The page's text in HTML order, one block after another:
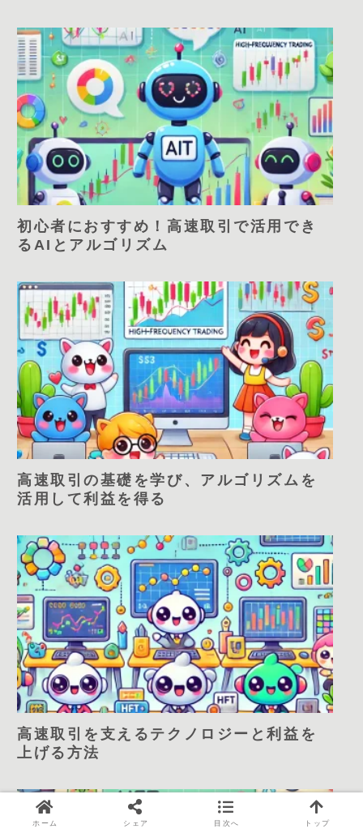
初心者におすすめ！高速取引で活用でき
るAIとアルゴリズム
高速取引の基礎を学び、アルゴリズムを
活用して利益を得る
高速取引を支えるテクノロジーと利益を
上げる方法
ホーム シェア 目次へ トップ